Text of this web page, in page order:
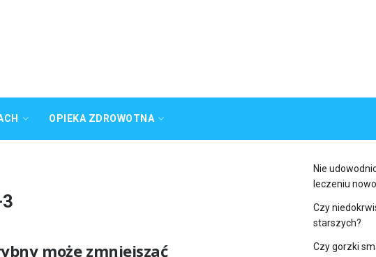
OPIEKA ZDROWOTNA
może zmniejszać
Nie
leczeniu
Czy
starszych?
Czy gorzki